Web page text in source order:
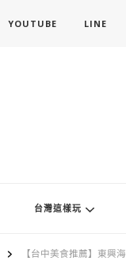
YOUTUBE LINE
台灣這樣玩
【台中美食推薦】東興